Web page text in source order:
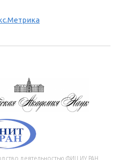
деятельностью ФИЦ ИУ РАН